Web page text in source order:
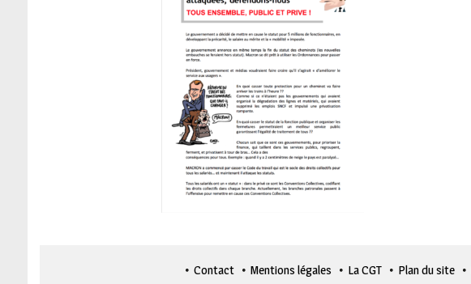
Contact Mentions légales La CGT Plan du site